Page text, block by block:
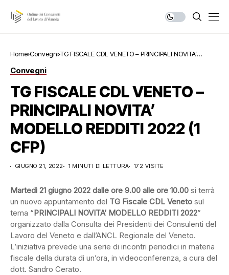
Home Convegni TG FISCALE CDL VENETO – PRINCIPALI NOVITA’
Convegni
TG FISCALE CDL VENETO –
PRINCIPALI NOVITA’
MODELLO REDDITI 2022 (1
CFP)
GIUGNO 21, 2022 1 MINUTI DI LETTURA 172 VISITE
Martedì 21 giugno 2022 dalle ore 9.00 alle ore 10.00 si terrà
un nuovo appuntamento del TG Fiscale CDL Veneto sul
tema “PRINCIPALI NOVITA’ MODELLO REDDITI 2022”
organizzato dalla Consulta dei Presidenti dei Consulenti del
Lavoro del Veneto e dall’ANCL Regionale del Veneto.
L’iniziativa prevede una serie di incontri periodici in materia
fiscale della durata di un’ora, in videoconferenza, a cura del
dott. Sandro Cerato.